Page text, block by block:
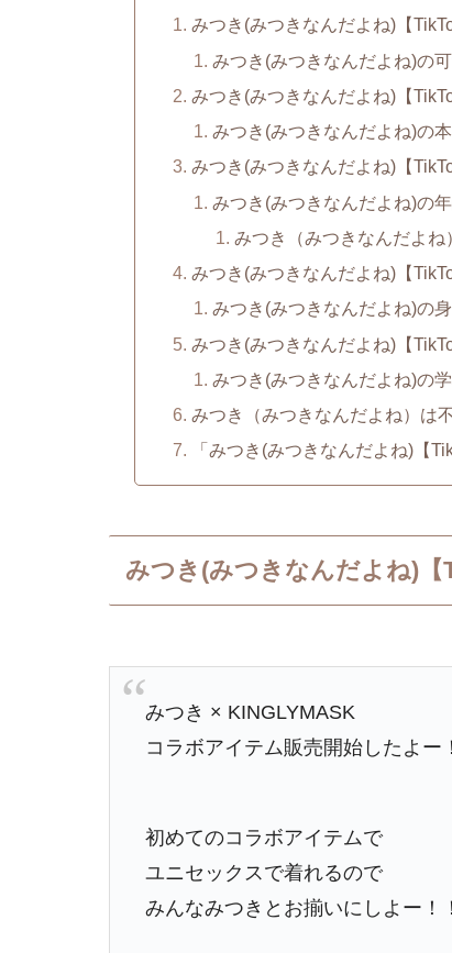
みつき(みつきなんだよね)【
みつき(みつきなんだよね)の
みつき(みつきなんだよね)【
みつき(みつきなんだよね)の
みつき(みつきなんだよね)【
みつき(みつきなんだよね)の
みつき（みつきなんだよね
みつき(みつきなんだよね)【
みつき(みつきなんだよね)の
みつき(みつきなんだよね)【
みつき(みつきなんだよね)の
みつき（みつきなんだよね）は
「みつき(みつきなんだよね)【
みつき(みつきなんだよね)【
みつき × KINGLYMASK
コラボアイテム販売開始したよー
初めてのコラボアイテムで
ユニセックスで着れるので
みんなみつきとお揃いにしよー！！